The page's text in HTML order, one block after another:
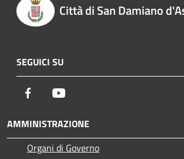
Città di San Damiano
SEGUICI SU
Facebook
AMMINISTRAZIONE
Organi di Governo